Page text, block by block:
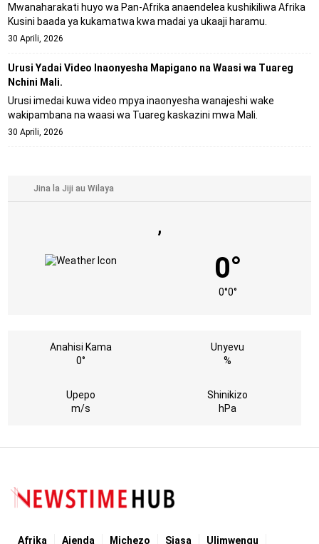
Mwanaharakati huyo wa Pan-Afrika anaendelea kushikiliwa Afrika
Kusini baada ya kukamatwa kwa madai ya ukaaji haramu.
30 Aprili, 2026
Urusi Yadai Video Inaonyesha Mapigano na Waasi wa Tuareg
Nchini Mali.
Urusi imedai kuwa video mpya inaonyesha wanajeshi wake
wakipambana na waasi wa Tuareg kaskazini mwa Mali.
30 Aprili, 2026
,
0°
0°0°
Anahisi Kama
0°
Unyevu
%
Upepo
m/s
Shinikizo
hPa
Afrika Ajenda Michezo Siasa Ulimwengu